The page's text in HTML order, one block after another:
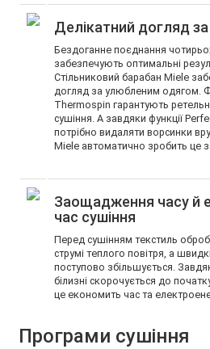
Делікатний догляд
Бездоганне поєднання
забезпечують оптимальні
Стільниковий барабан Miele
догляд за улюбленим одягом.
Thermospin гарантують
сушіння. А завдяки функції
потрібно видаляти ворсинки
Miele автоматично зробить це
Заощадження часу й
час сушіння
Перед сушінням текстиль
струмі теплого повітря, а
поступово збільшується.
білизні скорочується до
це економить час та
Програми сушіння